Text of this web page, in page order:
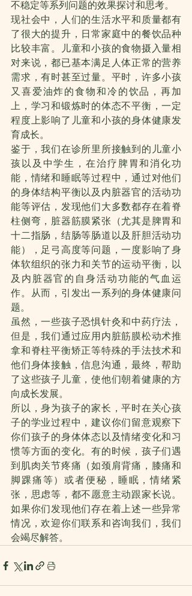
不稳定等系列问题的效果探讨和思考。
现社会中，人们的生活水平和质量都有
了很大的提升，日常家庭中的餐饮品种
比较丰富。儿童和小孩的食物摄入量相
对来说，都已基本满足人体正常的营养
需求，有时甚至过量。平时，许多小孩
又喜爱油炸的食物和冷的饮品，再加
上，学习和锻炼时的体态不平衡，一定
程度上影响了儿童和小孩的身体健康发
育成长。
鉴于，我们在诊所里所接触到的儿童小
孩以及中学生，在治疗脾胃和消化功
能，情绪和睡眠等过程中，通过对他们
的身体结构平衡以及内脏器官的活动功
能等评估，发现他们大多数都存在着脊
柱侧弯，脏器筋膜紧张（尤其是脾胃和
十二指肠，结肠等肠道以及肝胆活动功
能），足弓高度等问题，一度影响了身
体软组织的张力和关节的运动平衡，以
及内脏器官的自身活动功能的气血运
作。从而，引发出一系列的身体健康问
题。
虽然，一些孩子恐惧针灸和中药疗法，
但是，我们通过应用内脏筋膜松动术推
拿和脊柱平衡矫正等特殊的手法技术和
他们身体接触，信息沟通，最终，帮助
了这些孩子儿童，使他们朝着健康的方
向成长发展。
所以，身为孩子的家长，平时在关心孩
子的学业过程中，建议你们留意观察下
你们孩子的身体体态以及情绪变化和习
惯等方面的变化。有的时候，孩子们遇
到肌肉关节疼痛（如颈肩背痛，膝痛和
脚踝痛等）或者便秘，睡眠，情绪紧
张，思虑等，都不愿意主动跟家长说。
如果你们发现他们存在着上述一些异常
情况，欢迎你们联系和咨询我们，我们
会竭尽解答。